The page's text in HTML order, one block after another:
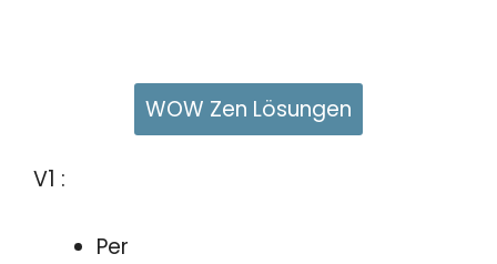
WOW Zen Lösungen
V1 :
Per